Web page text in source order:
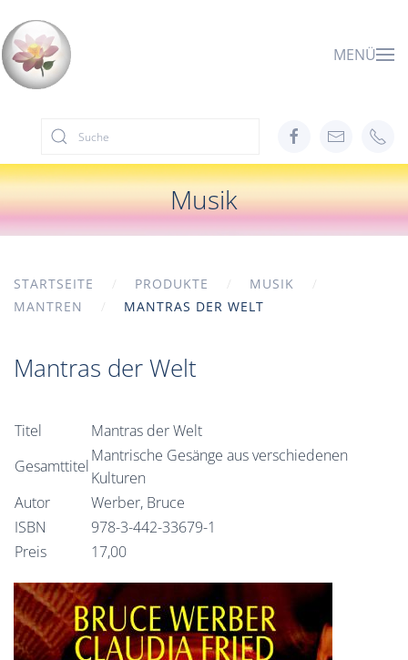
Zum Hauptinhalt springen
MENÜ
Musik
STARTSEITE PRODUKTE
MUSIK
MANTREN
MANTRAS DER WELT
Mantras der Welt
Titel
Mantras der Welt
Gesamttitel
Mantrische Gesänge aus verschiedenen
Kulturen
Autor
Werber, Bruce
ISBN
978-3-442-33679-1
Preis
17,00